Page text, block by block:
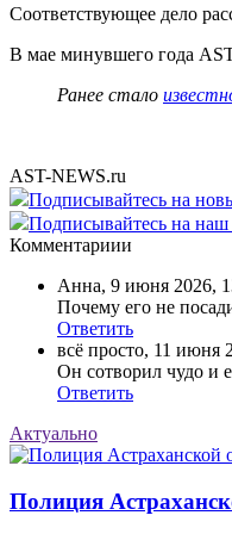
Соответствующее дело
В мае минувшего года
Ранее стало
AST-NEWS.ru
Подписывайтесь на
Подписывайтесь на наш
Комментариии
Анна, 9 июня 2026,
Почему его не
Ответить
всё просто, 11 июня
Он сотворил чудо и
Ответить
Актуально
Полиция